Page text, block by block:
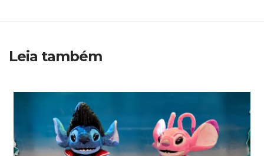
Leia também